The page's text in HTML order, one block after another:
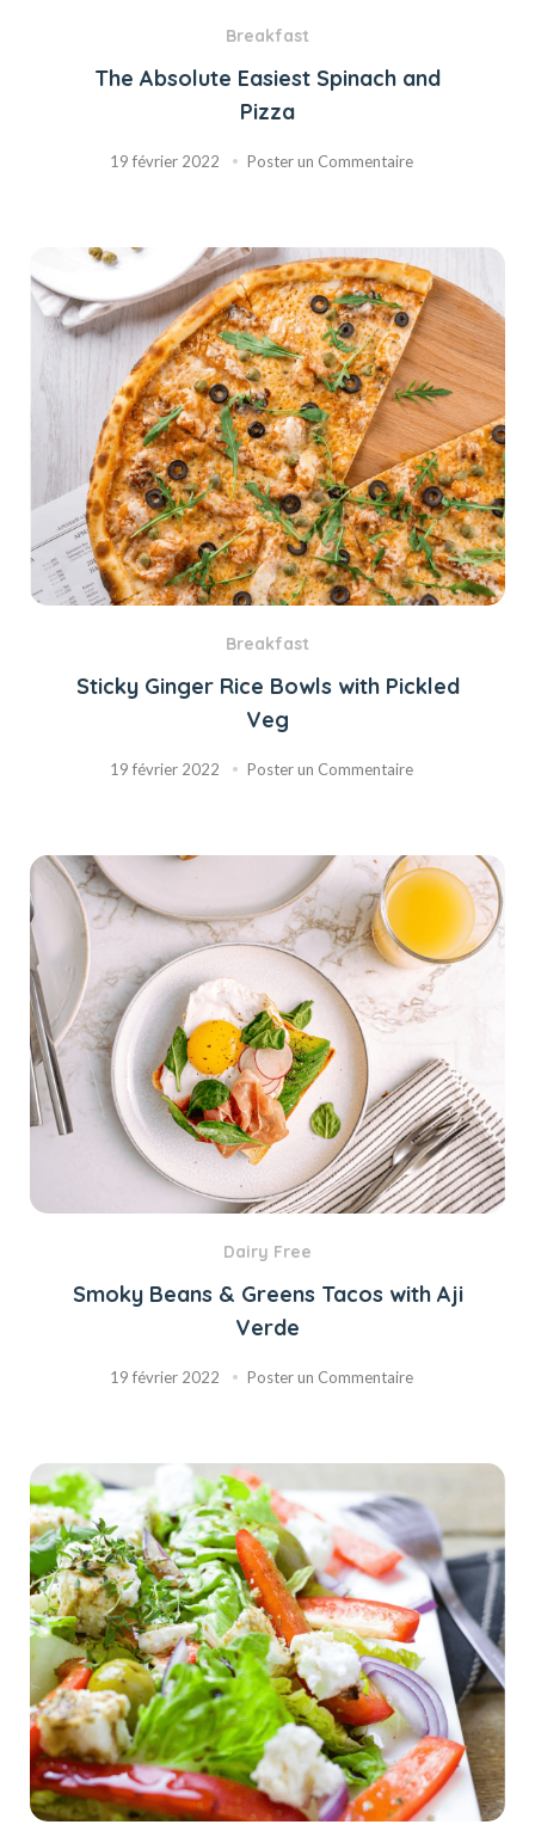
Breakfast
The Absolute Easiest Spinach and
Pizza
19 février 2022 Poster un Commentaire
Breakfast
Sticky Ginger Rice Bowls with Pickled
Veg
19 février 2022 Poster un Commentaire
Dairy Free
Smoky Beans & Greens Tacos with Aji
Verde
19 février 2022 Poster un Commentaire